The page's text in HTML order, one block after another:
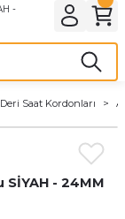
& ELEKTRİK
Saat Kordonları
- 24MM